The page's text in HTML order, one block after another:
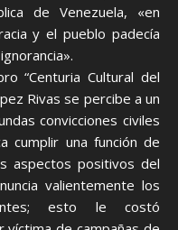
de Venezuela, «en
y el pueblo padecía
“Centuria Cultural del
Rivas se percibe a un
convicciones civiles
cumplir una función de
aspectos positivos del
valientemente los
esto le costó